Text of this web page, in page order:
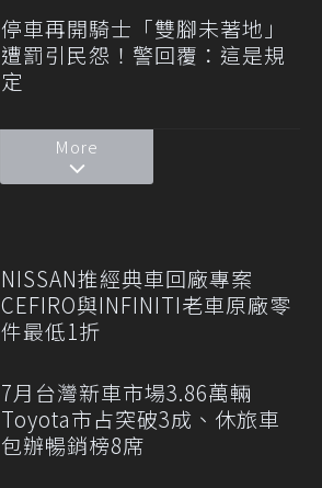
停車再開騎士「雙腳未著地」
遭罰引民怨！警回覆：這是規
定
More
NISSAN推經典車回廠專案
CEFIRO與INFINITI老車原廠零
件最低1折
7月台灣新車市場3.86萬輛
Toyota市占突破3成、休旅車
包辦暢銷榜8席